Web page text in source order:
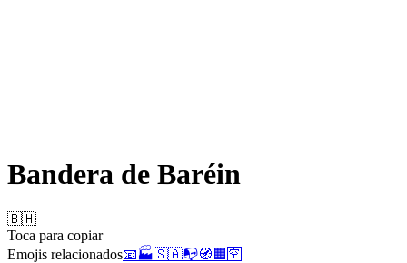
Bandera de Baréin
🇧🇭
Toca para copiar
Emojis relacionados📧🏭🇸🇦📭🧭 🟧 🈳